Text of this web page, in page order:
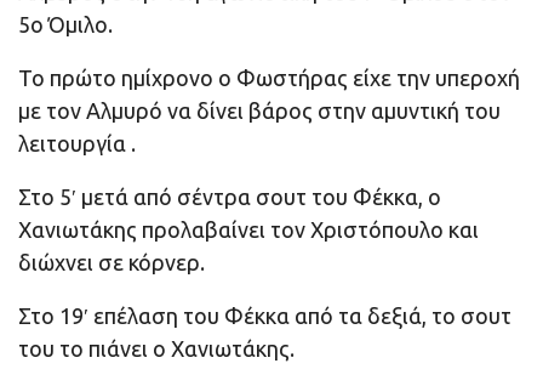
5ο Όμιλο.
Το πρώτο ημίχρονο ο Φωστήρας είχε την υπεροχή
με τον Αλμυρό να δίνει βάρος στην αμυντική του
λειτουργία .
Στο 5′ μετά από σέντρα σουτ του Φέκκα, ο
Χανιωτάκης προλαβαίνει τον Χριστόπουλο και
διώχνει σε κόρνερ.
Στο 19′ επέλαση του Φέκκα από τα δεξιά, το σουτ
του το πιάνει ο Χανιωτάκης.